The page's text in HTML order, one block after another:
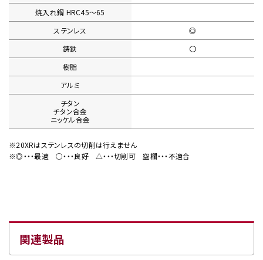
焼入れ鋼 HRC45〜65
ステンレス
◎
鋳鉄
〇
樹脂
アルミ
チタン
チタン合金
ニッケル合金
※20XRはステンレスの切削は行えません
※◎・・・最適○・・・良好△・・・切削可 空欄・・・不適合
関連製品